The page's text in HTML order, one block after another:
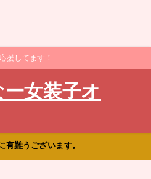
援してます！
女装子オ
難うございます。